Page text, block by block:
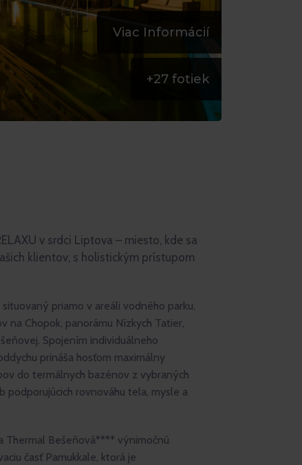
Viac Informácií
+27 fotiek
v srdci Liptova – miesto, kde sa
klientov, s holistickým prístupom
priamo v areáli vodného parku,
na Chopok, panorámu Nízkych Tatier,
Spojením individuálneho
prináša hosťom maximálny
do termálnych bazénov z vybraných
podporujúcich rovnováhu tela, mysle a
Thermal Bešeňová**** výnimočnú
časť Pamukkale, ktorá je